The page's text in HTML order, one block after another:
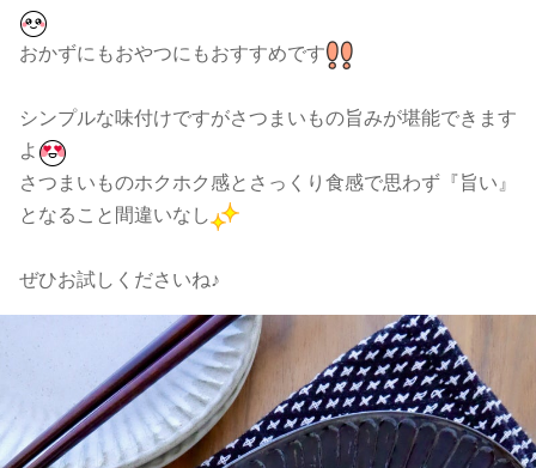
おかずにもおやつにもおすすめです
シンプルな味付けですがさつまいもの旨みが堪能できます
よ
さつまいものホクホク感とさっくり食感で思わず『旨い』
となること間違いなし
ぜひお試しくださいね♪